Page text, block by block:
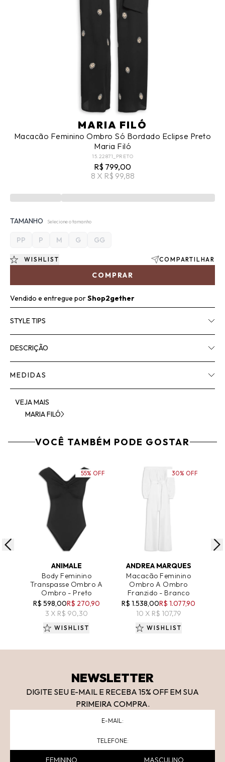
MARIA FILÓ
Macacão Feminino Ombro Só Bordado Eclipse Preto
Maria Filó
15.22871_PRETO
R$ 799,00
8 X R$ 99,88
TAMANHO Selecione o tamanho
PP P M G GG
COMPRAR
WISHLIST COMPARTILHAR
Vendido e entregue porShop2gether
STYLE TIPS
DESCRIÇÃO
MEDIDAS
VEJA MAIS
MARIA FILÓ
VOCÊ TAMBÉM PODE GOSTAR
ADICIONAR AO CARRINHO
ANIMALE
Body Feminino
Transpasse Ombro A
Ombro - Preto
R$ 598,00R$ 270,90
3 X R$ 90,30
55% OFF
WISHLIST
ADICIONAR AO CARRINHO
ANDREA MARQUES
Macacão Feminino
Ombro A Ombro
Franzido - Branco
R$ 1.538,00R$ 1.077,90
10 X R$ 107,79
30% OFF
WISHLIST
NEWSLETTER
DIGITE SEU E-MAIL E RECEBA 15% OFF EM SUA
PRIMEIRA COMPRA.
FEMININO MASCULINO